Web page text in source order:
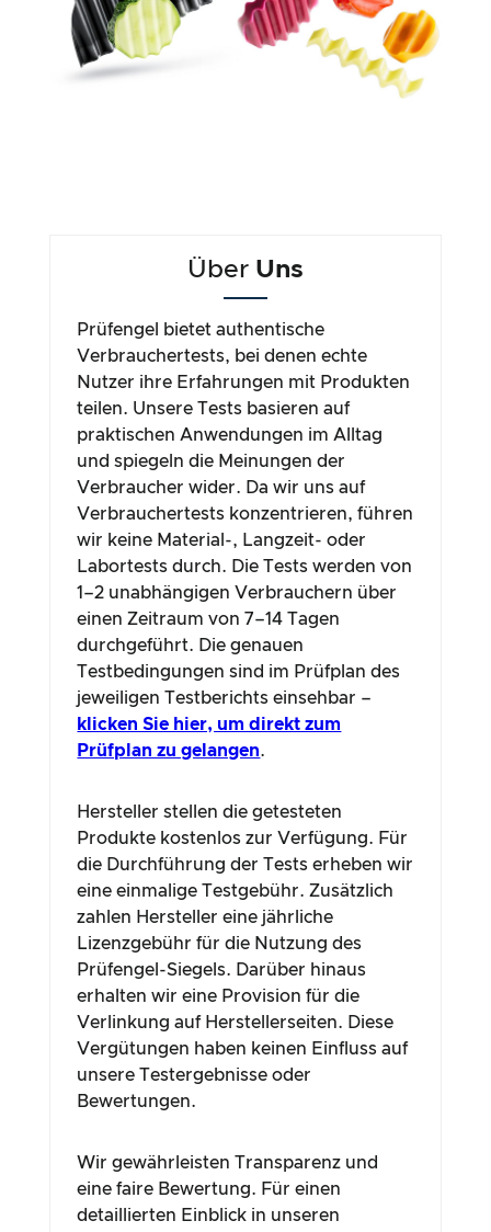
Über Uns
Prüfengel bietet authentische
Verbrauchertests, bei denen echte
Nutzer ihre Erfahrungen mit Produkten
teilen. Unsere Tests basieren auf
praktischen Anwendungen im Alltag
und spiegeln die Meinungen der
Verbraucher wider. Da wir uns auf
Verbrauchertests konzentrieren, führen
wir keine Material-, Langzeit- oder
Labortests durch. Die Tests werden von
1–2 unabhängigen Verbrauchern über
einen Zeitraum von 7–14 Tagen
durchgeführt. Die genauen
Testbedingungen sind im Prüfplan des
jeweiligen Testberichts einsehbar –
klicken Sie hier, um direkt zum
Prüfplan zu gelangen.
Hersteller stellen die getesteten
Produkte kostenlos zur Verfügung. Für
die Durchführung der Tests erheben wir
eine einmalige Testgebühr. Zusätzlich
zahlen Hersteller eine jährliche
Lizenzgebühr für die Nutzung des
Prüfengel-Siegels. Darüber hinaus
erhalten wir eine Provision für die
Verlinkung auf Herstellerseiten. Diese
Vergütungen haben keinen Einfluss auf
unsere Testergebnisse oder
Bewertungen.
Wir gewährleisten Transparenz und
eine faire Bewertung. Für einen
detaillierten Einblick in unseren